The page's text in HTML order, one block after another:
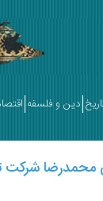
دین و فلسفه
محمدرضا شرکت